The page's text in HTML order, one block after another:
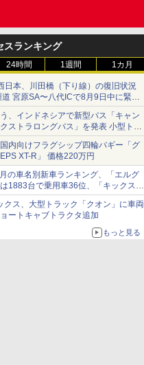
スランキング
24時間 1週間 1カ月
日本、川田橋（下り線）の復旧状況
道 宮原SA〜八代ICで8月9日中に緊急
可能に
、インドネシアで新型バス「キャン
ストラロングバス」を発表 小型トラ
の観光・旅客輸送向けバス
内向けフラグシップ四輪バギー「グ
XT-R」 価格220万円
の車名別新車ランキング、「エルグ
1883台で乗用車36位、「キックス」
で27位に
クス、大型トラック「クオン」に車両
ートキャブトラクタ追加
もっと見る